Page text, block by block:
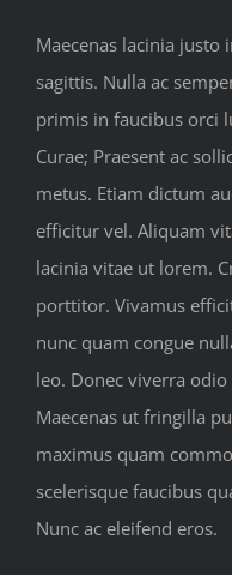
Maecenas lacinia justo
sagittis. Nulla ac
primis in faucibus orci
Curae; Praesent ac
metus. Etiam dictum
efficitur vel. Aliquam
lacinia vitae ut lorem.
porttitor. Vivamus
nunc quam congue
leo. Donec viverra
Maecenas ut fringilla
maximus quam
scelerisque faucibus
Nunc ac eleifend eros.